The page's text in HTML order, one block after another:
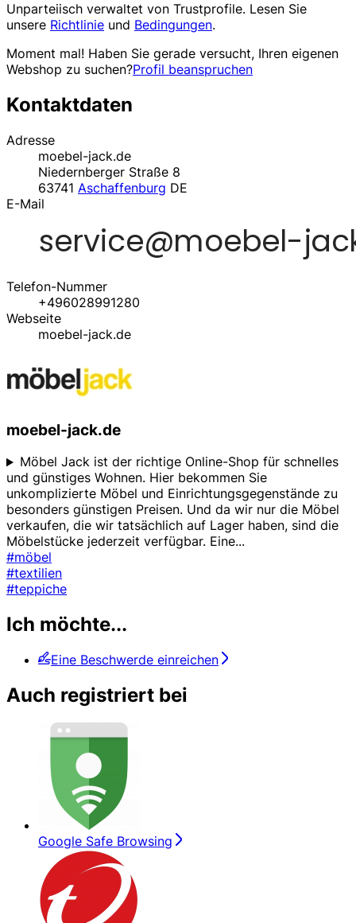
Unparteiisch verwaltet von Trustprofile. Lesen Sie
unsere Richtlinie und Bedingungen.
Moment mal! Haben Sie gerade versucht, Ihren eigenen
Webshop zu suchen?Profil beanspruchen
Kontaktdaten
Adresse
moebel-jack.de
Niedernberger Straße 8
63741 Aschaffenburg DE
E-Mail
Telefon-Nummer
+496028991280
Webseite
moebel-jack.de
moebel-jack.de
Möbel Jack ist der richtige Online-Shop für schnelles
und günstiges Wohnen. Hier bekommen Sie
unkomplizierte Möbel und Einrichtungsgegenstände zu
besonders günstigen Preisen. Und da wir nur die Möbel
verkaufen, die wir tatsächlich auf Lager haben, sind die
Möbelstücke jederzeit verfügbar. Eine...
#möbel
#textilien
#teppiche
Ich möchte...
Eine Beschwerde einreichen
Auch registriert bei
Google Safe Browsing